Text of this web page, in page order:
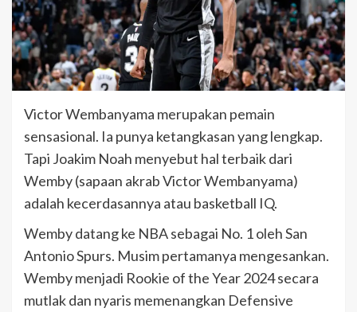
Victor Wembanyama merupakan pemain
sensasional. Ia punya ketangkasan yang lengkap.
Tapi Joakim Noah menyebut hal terbaik dari
Wemby (sapaan akrab Victor Wembanyama)
adalah kecerdasannya atau basketball IQ.
Wemby datang ke NBA sebagai No. 1 oleh San
Antonio Spurs. Musim pertamanya mengesankan.
Wemby menjadi Rookie of the Year 2024 secara
mutlak dan nyaris memenangkan Defensive